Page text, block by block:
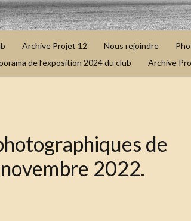
Archive Projet 12 Nous rejoindre
de l’exposition 2024 du club Archive
de
2022.